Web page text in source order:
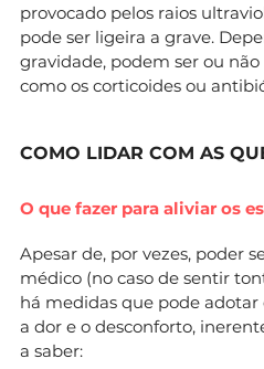
provocado pelos raios
pode ser ligeira a grave.
gravidade, podem ser ou não
como os corticoides ou
COMO LIDAR COM AS
O que fazer para aliviar os
Apesar de, por vezes, poder
médico (no caso de sentir
há medidas que pode
a dor e o desconforto,
a saber: